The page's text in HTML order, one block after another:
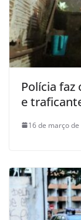
Polícia
e
16 de março de